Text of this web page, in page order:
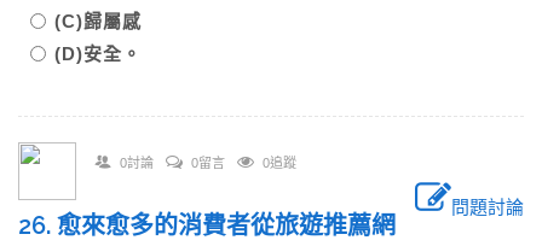
(C)歸屬感
(D)安全。
0討論 0留言 0追蹤
問題討論
26. 愈來愈多的消費者從旅遊推薦網